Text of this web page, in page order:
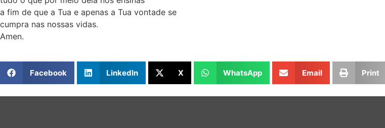
a fim de que a Tua e apenas a Tua vontade se
cumpra nas nossas vidas.
Amen.
Facebook LinkedIn X WhatsApp Email Print